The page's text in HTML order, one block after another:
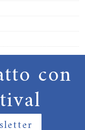
con